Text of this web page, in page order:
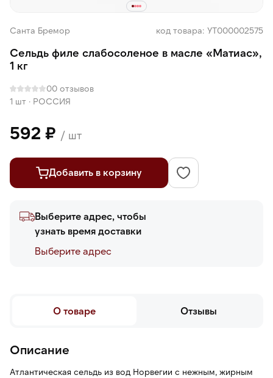
Санта Бремор код товара: УТ000002575
Сельдь филе слабосоленое в масле «Матиас»,
1 кг
00 отзывов
1 шт · РОССИЯ
592 ₽ / шт
Добавить в корзину
Выберите адрес, чтобы
узнать время доставки
Выберите адреc
О товаре Отзывы
Описание
Атлантическая сельдь из вод Норвегии с нежным, жирным